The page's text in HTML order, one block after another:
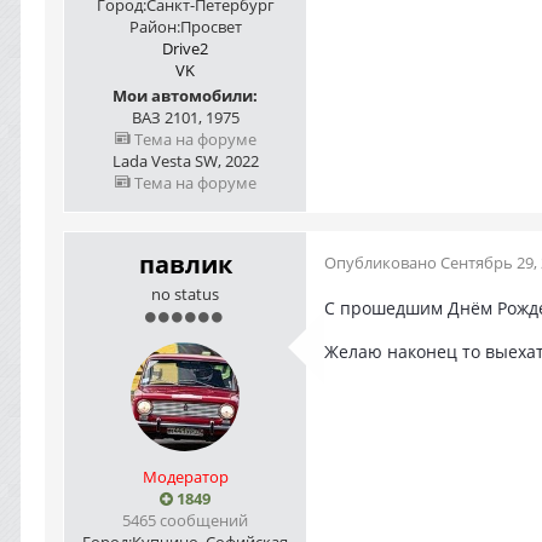
Район:Просвет
Drive2
VK
Мои автомобили:
ВАЗ 2101, 1975
Тема на форуме
Lada Vesta SW, 2022
Тема на форуме
павлик
no status
Модератор
1849
5465 сообщений
Опубликовано Сентябрь 29,
С прошедшим Днём
Желаю наконец то